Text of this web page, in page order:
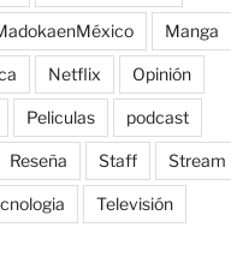
Manga
Netflix Opinión
Peliculas podcast
Reseña Staff Stream
Televisión